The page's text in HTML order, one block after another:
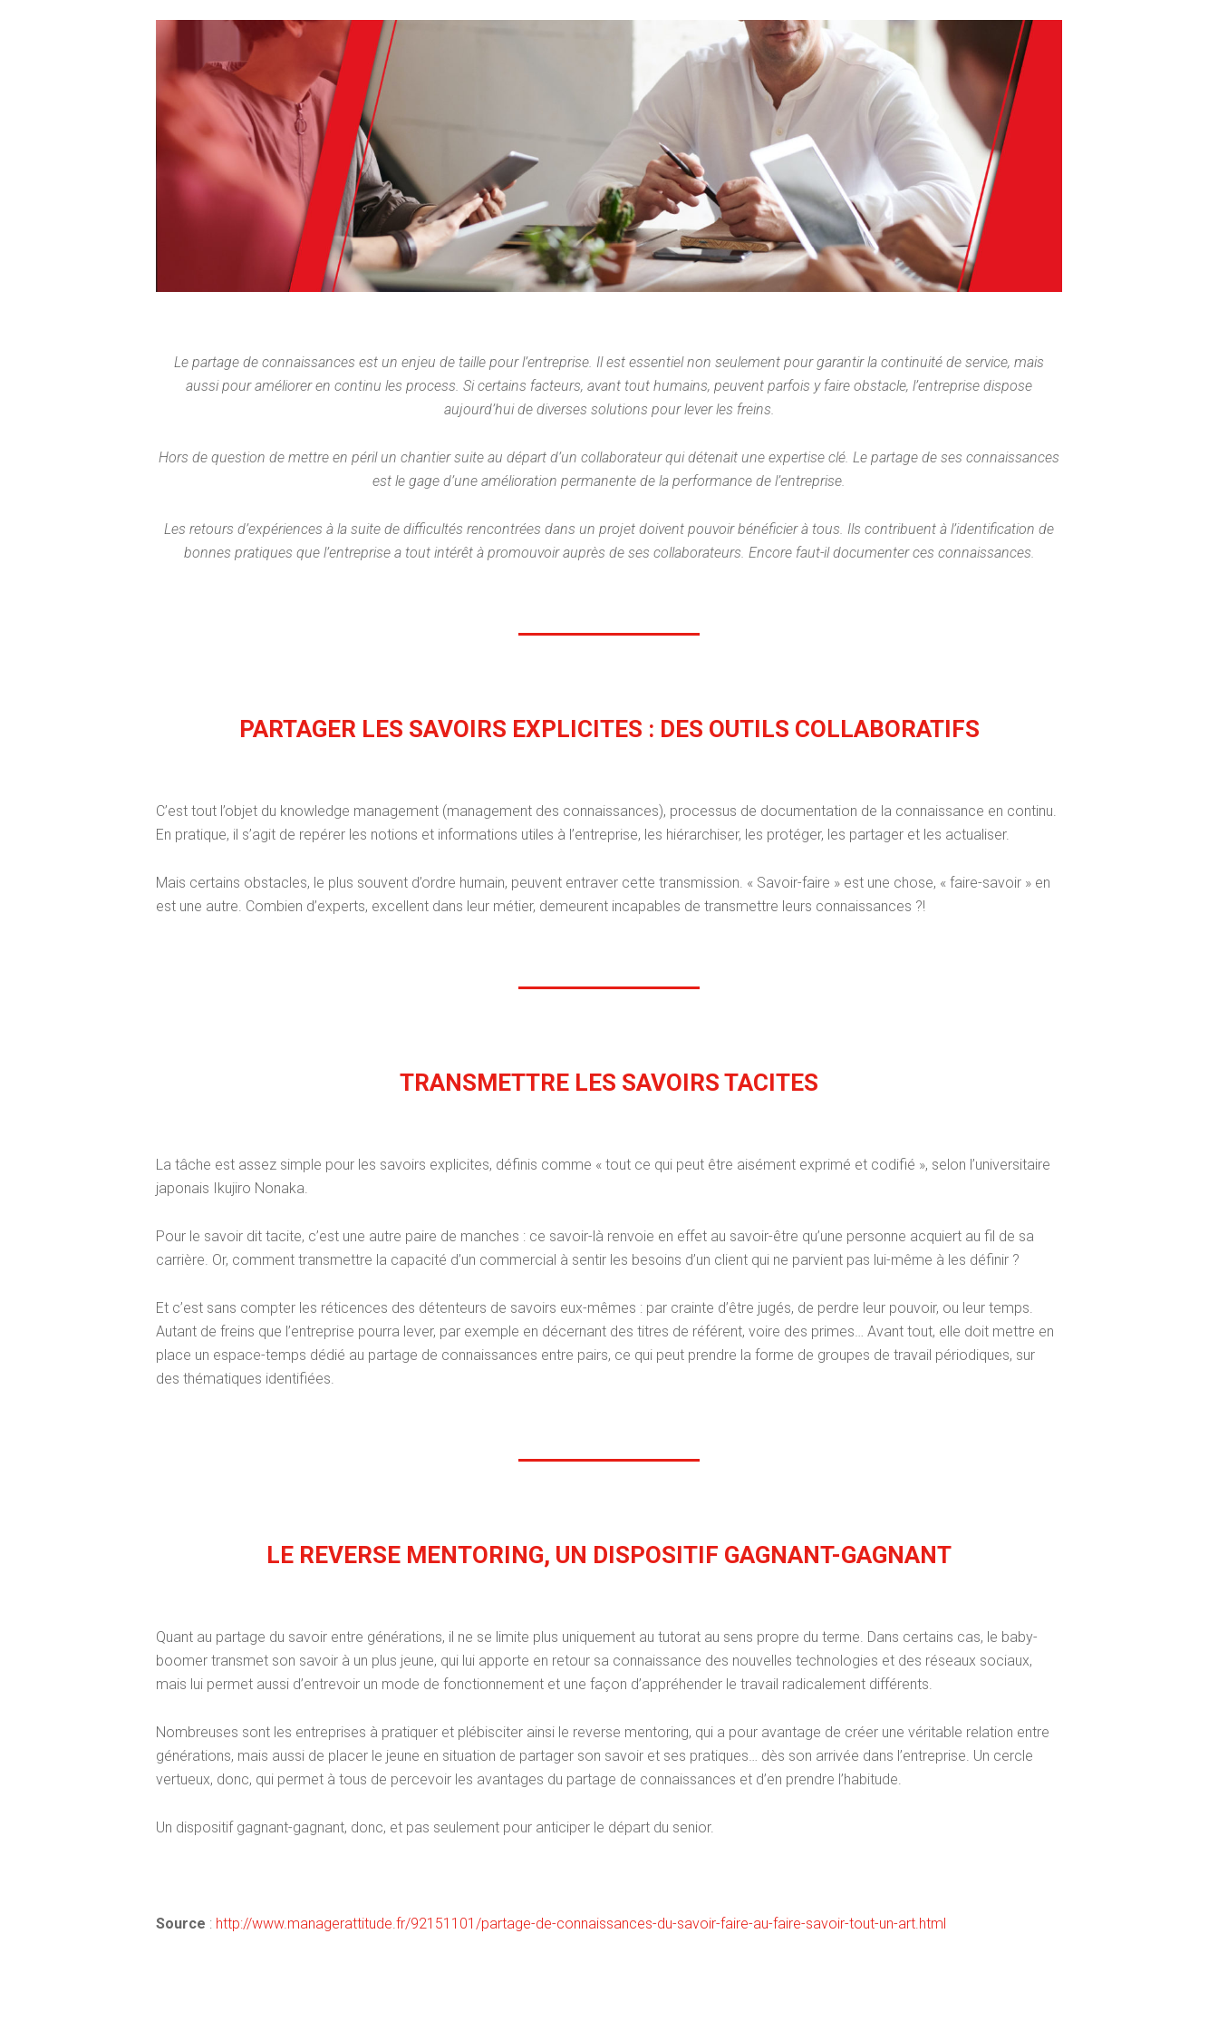
Le partage de connaissances est un enjeu de taille pour l’entreprise. Il est essentiel non seulement pour garantir la continuité de service, mais
aussi pour améliorer en continu les process. Si certains facteurs, avant tout humains, peuvent parfois y faire obstacle, l’entreprise dispose
aujourd’hui de diverses solutions pour lever les freins.
Hors de question de mettre en péril un chantier suite au départ d’un collaborateur qui détenait une expertise clé. Le partage de ses connaissances
est le gage d’une amélioration permanente de la performance de l’entreprise.
Les retours d’expériences à la suite de difficultés rencontrées dans un projet doivent pouvoir bénéficier à tous. Ils contribuent à l’identification de
bonnes pratiques que l’entreprise a tout intérêt à promouvoir auprès de ses collaborateurs. Encore faut-il documenter ces connaissances.
PARTAGER LES SAVOIRS EXPLICITES : DES OUTILS COLLABORATIFS
C’est tout l’objet du knowledge management (management des connaissances), processus de documentation de la connaissance en continu.
En pratique, il s’agit de repérer les notions et informations utiles à l’entreprise, les hiérarchiser, les protéger, les partager et les actualiser.
Mais certains obstacles, le plus souvent d’ordre humain, peuvent entraver cette transmission. « Savoir-faire » est une chose, « faire-savoir » en
est une autre. Combien d’experts, excellent dans leur métier, demeurent incapables de transmettre leurs connaissances ?!
TRANSMETTRE LES SAVOIRS TACITES
La tâche est assez simple pour les savoirs explicites, définis comme « tout ce qui peut être aisément exprimé et codifié », selon l’universitaire
japonais Ikujiro Nonaka.
Pour le savoir dit tacite, c’est une autre paire de manches : ce savoir-là renvoie en effet au savoir-être qu’une personne acquiert au fil de sa
carrière. Or, comment transmettre la capacité d’un commercial à sentir les besoins d’un client qui ne parvient pas lui-même à les définir ?
Et c’est sans compter les réticences des détenteurs de savoirs eux-mêmes : par crainte d’être jugés, de perdre leur pouvoir, ou leur temps.
Autant de freins que l’entreprise pourra lever, par exemple en décernant des titres de référent, voire des primes… Avant tout, elle doit mettre en
place un espace-temps dédié au partage de connaissances entre pairs, ce qui peut prendre la forme de groupes de travail périodiques, sur
des thématiques identifiées.
LE REVERSE MENTORING, UN DISPOSITIF GAGNANT-GAGNANT
Quant au partage du savoir entre générations, il ne se limite plus uniquement au tutorat au sens propre du terme. Dans certains cas, le baby-
boomer transmet son savoir à un plus jeune, qui lui apporte en retour sa connaissance des nouvelles technologies et des réseaux sociaux,
mais lui permet aussi d’entrevoir un mode de fonctionnement et une façon d’appréhender le travail radicalement différents.
Nombreuses sont les entreprises à pratiquer et plébisciter ainsi le reverse mentoring, qui a pour avantage de créer une véritable relation entre
générations, mais aussi de placer le jeune en situation de partager son savoir et ses pratiques… dès son arrivée dans l’entreprise. Un cercle
vertueux, donc, qui permet à tous de percevoir les avantages du partage de connaissances et d’en prendre l’habitude.
Un dispositif gagnant-gagnant, donc, et pas seulement pour anticiper le départ du senior.
Source : http://www.managerattitude.fr/92151101/partage-de-connaissances-du-savoir-faire-au-faire-savoir-tout-un-art.html